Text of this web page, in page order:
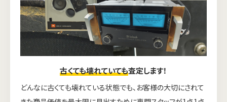
古くても壊れていても査定します！
どんなに古くても壊れている状態でも、お客様の大切にされて